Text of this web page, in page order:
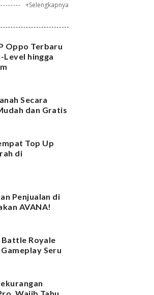
+Selengkapnya
Oppo Terbaru
Level hingga
Secara
dan Gratis
Top Up
di
Penjualan di
AVANA!
Battle Royale
Seru